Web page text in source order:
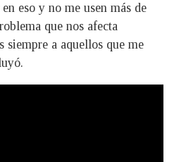
eso y no me usen más de
que nos afecta
siempre a aquellos que me